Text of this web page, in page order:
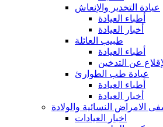
عيادة التخدير والإنعاش
أطباء العيادة
أخبار العيادة
طبيب العائلة
أطباء العيادة
عن التدخين
عيادة طب الطوارئ
أطباء العيادة
أخبار العيادة
الامراض النسائية والولادة
اخبار العيادات